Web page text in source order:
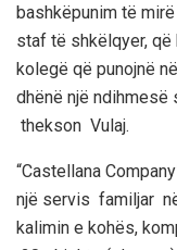
bashkëpunim të
staf të shkëlqyer, që
kolegë që punojnë
dhënë një ndihmesë
thekson Vulaj.
“Castellana Company
një servis familjar
kalimin e kohës,